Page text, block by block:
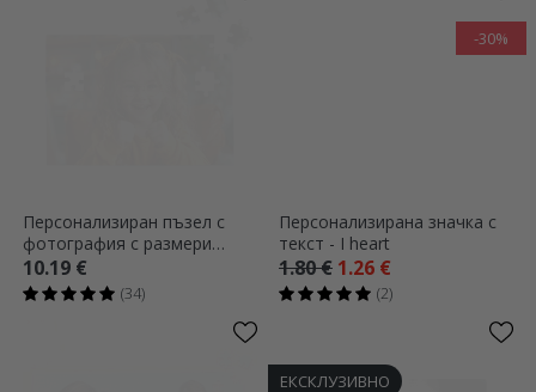
Персонализиран пъзел с
фотография с размери
28x19 cm
10.19 €
(34)
-30%
Персонализирана значка с
текст - I heart
1.80 € 1.26 €
(2)
ЕКСКЛУЗИВНО